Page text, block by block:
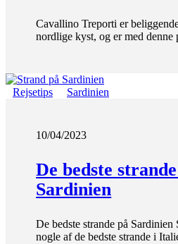
Cavallino Treporti er
nordlige kyst, og er med
Rejsetips Sardinien
10/04/2023
De bedste
Sardinien
De bedste strande på Sardinien
nogle af de bedste strande i